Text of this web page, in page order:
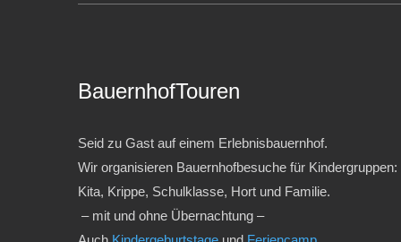
BauernhofTouren
Seid zu Gast auf einem Erlebnisbauernhof.
Wir organisieren Bauernhofbesuche für Kindergruppen:
Kita, Krippe, Schulklasse, Hort und Familie.
– mit und ohne Übernachtung –